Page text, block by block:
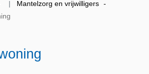
Mantelzorg en vrijwilligers